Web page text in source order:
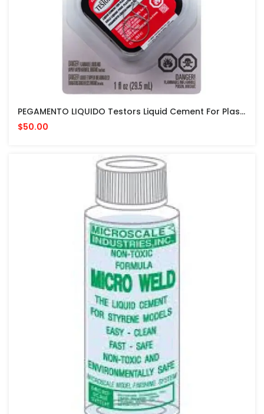
PEGAMENTO LIQUIDO Testors Liquid Cement For Plastic Models 1 Fl Oz PARA MODELISMO
$50.00